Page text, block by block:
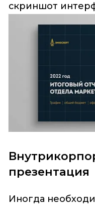
скриншот
презентация
Иногда